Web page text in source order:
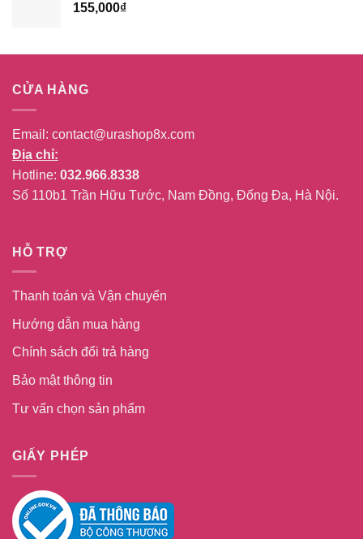
155,000₫
CỬA HÀNG
Email: contact@urashop8x.com
Địa chỉ:
Hotline: 032.966.8338
Số 110b1 Trần Hữu Tước, Nam Đồng, Đống Đa, Hà Nội.
HỖ TRỢ
Thanh toán và Vận chuyển
Hướng dẫn mua hàng
Chính sách đổi trả hàng
Bảo mật thông tin
Tư vấn chọn sản phẩm
GIẤY PHÉP